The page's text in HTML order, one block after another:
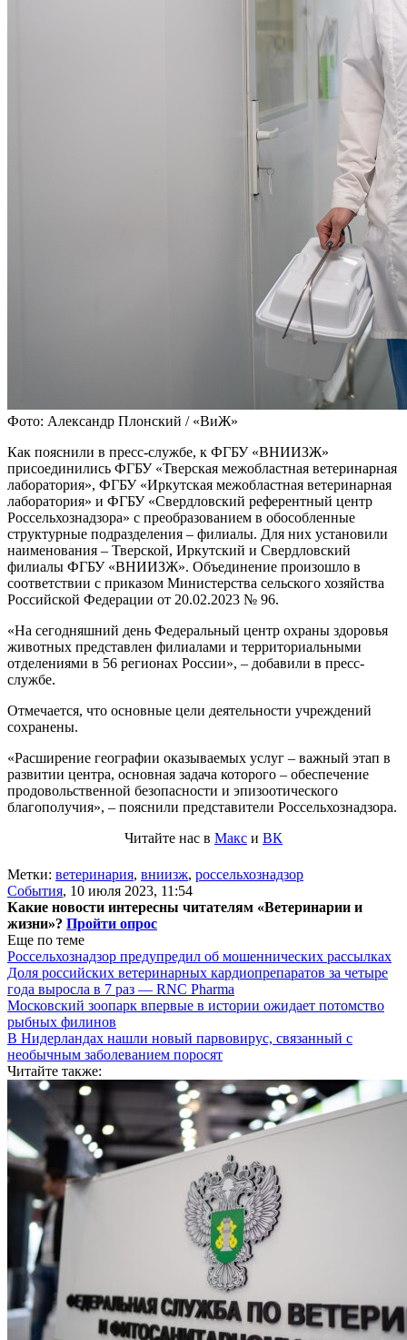
Фото: Александр Плонский / «ВиЖ»
Как пояснили в пресс-службе, к ФГБУ «ВНИИЗЖ»
присоединились ФГБУ «Тверская межобластная ветеринарная
лаборатория», ФГБУ «Иркутская межобластная ветеринарная
лаборатория» и ФГБУ «Свердловский референтный центр
Россельхознадзора» с преобразованием в обособленные
структурные подразделения – филиалы. Для них установили
наименования – Тверской, Иркутский и Свердловский
филиалы ФГБУ «ВНИИЗЖ». Объединение произошло в
соответствии с приказом Министерства сельского хозяйства
Российской Федерации от 20.02.2023 № 96.
«На сегодняшний день Федеральный центр охраны здоровья
животных представлен филиалами и территориальными
отделениями в 56 регионах России», – добавили в пресс-
службе.
Отмечается, что основные цели деятельности учреждений
сохранены.
«Расширение географии оказываемых услуг – важный этап в
развитии центра, основная задача которого – обеспечение
продовольственной безопасности и эпизоотического
благополучия», – пояснили представители Россельхознадзора.
Читайте нас в Макс и ВК
Метки: ветеринария, вниизж, россельхознадзор
События, 10 июля 2023, 11:54
Какие новости интересны читателям «Ветеринарии и
жизни»? Пройти опрос
Еще по теме
Россельхознадзор предупредил об мошеннических рассылках
Доля российских ветеринарных кардиопрепаратов за четыре
года выросла в 7 раз — RNC Pharma
Московский зоопарк впервые в истории ожидает потомство
рыбных филинов
В Нидерландах нашли новый парвовирус, связанный с
необычным заболеванием поросят
Читайте также: